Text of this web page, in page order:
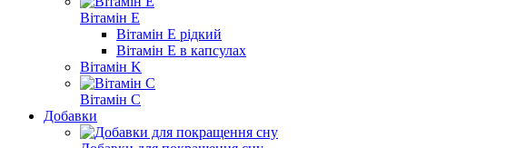
Вітамін E
Вітамін E рідкий
Вітамін E в капсулах
Вітамін K
Вітамін C
Добавки